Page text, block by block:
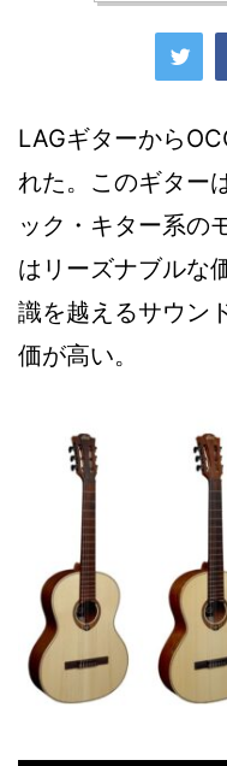
LAGギターから
れた。このギター
ック・キター系の
はリーズナブルな
識を越えるサウン
価が高い。